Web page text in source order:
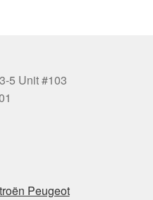
5 Unit #103
Peugeot